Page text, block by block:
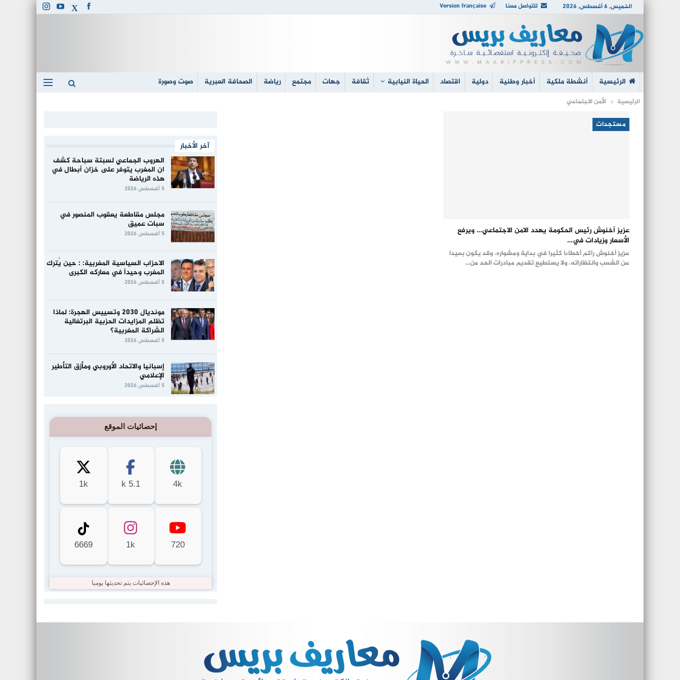
الخميس, 6 أغسطس, 2026 للتواصل معنا Version française
الرئيسية أنشطة ملكية أخبار وطنية دولية اقتصاد الحياة النيابية ثقافة جهات مجتمع رياضة الصحافة العبرية صوت وصورة
الرئيسية الأمن الاجتماعي
مستجدات
عزيز أخنوش رئيس الحكومة يهدد الامن الاجتماعي… ويرفع
الأسعار وزيادات في…
عزيز أخنوش راكم أخطاءا كثيرا في بداية ومشواره، وقد يكون بعيدا
عن الشعب وانتظاراته، ولا يستطيع تقديم مبادرات الحد من…
آخر الأخبار
الهروب الجماعي لسبتة سباحة كشف
ان المغرب يتوفر على خزان أبطال في
هذه الرياضة
5 أغسطس 2026
مجلس مقاطعة يعقوب المنصور في
سبات عميق
5 أغسطس 2026
الاحزاب السياسية المغربية: : حين يُترك
المغرب وحيداً في معاركه الكبرى
5 أغسطس 2026
مونديال 2030 وتسييس الهجرة: لماذا
تظلم المزايدات الحزبية البرتغالية
الشراكة المغربية؟
5 أغسطس 2026
إسبانيا والاتحاد الأوروبي ومأزق التأطير
الإعلامي
5 أغسطس 2026
إحصائيات الموقع
4k
5.1 k
1k
720
1k
6669
هذه الإحصائيات يتم تحديثها يوميا